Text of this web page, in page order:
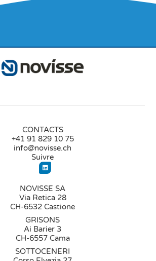
CONTACTS
+41 91 829 10 75
info@novisse.ch
Suivre
NOVISSE SA
Via Retica 28
CH-6532 Castione
GRISONS
Ai Barier 3
CH-6557 Cama
SOTTOCENERI